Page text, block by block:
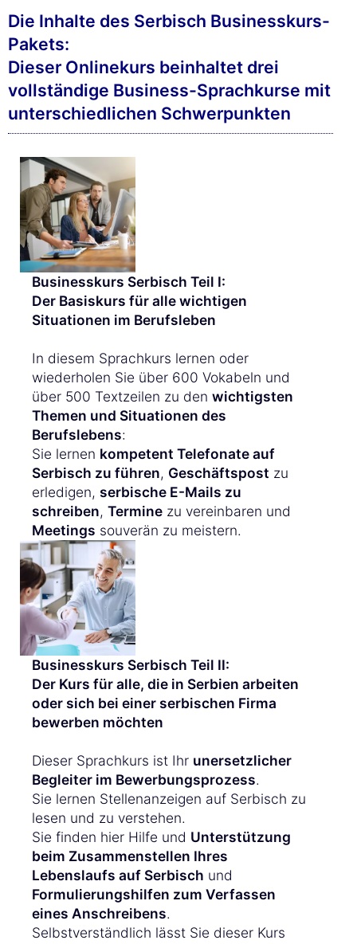
Die Inhalte des Serbisch Businesskurs-
Pakets:
Dieser Onlinekurs beinhaltet drei
vollständige Business-Sprachkurse mit
unterschiedlichen Schwerpunkten
Businesskurs Serbisch Teil I:
Der Basiskurs für alle wichtigen
Situationen im Berufsleben
In diesem Sprachkurs lernen oder
wiederholen Sie über 600 Vokabeln und
über 500 Textzeilen zu den wichtigsten
Themen und Situationen des
Berufslebens:
Sie lernen kompetent Telefonate auf
Serbisch zu führen, Geschäftspost zu
erledigen, serbische E-Mails zu
schreiben, Termine zu vereinbaren und
Meetings souverän zu meistern.
Businesskurs Serbisch Teil II:
Der Kurs für alle, die in Serbien arbeiten
oder sich bei einer serbischen Firma
bewerben möchten
Dieser Sprachkurs ist Ihr unersetzlicher
Begleiter im Bewerbungsprozess.
Sie lernen Stellenanzeigen auf Serbisch zu
lesen und zu verstehen.
Sie finden hier Hilfe und Unterstützung
beim Zusammenstellen Ihres
Lebenslaufs auf Serbisch und
Formulierungshilfen zum Verfassen
eines Anschreibens.
Selbstverständlich lässt Sie dieser Kurs